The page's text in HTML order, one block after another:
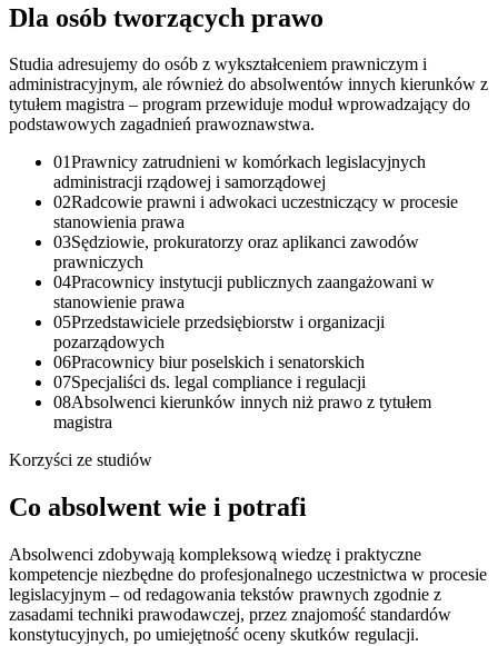
Dla osób tworzących prawo
Studia adresujemy do osób z wykształceniem prawniczym i
administracyjnym, ale również do absolwentów innych kierunków z
tytułem magistra – program przewiduje moduł wprowadzający do
podstawowych zagadnień prawoznawstwa.
01Prawnicy zatrudnieni w komórkach legislacyjnych
administracji rządowej i samorządowej
02Radcowie prawni i adwokaci uczestniczący w procesie
stanowienia prawa
03Sędziowie, prokuratorzy oraz aplikanci zawodów
prawniczych
04Pracownicy instytucji publicznych zaangażowani w
stanowienie prawa
05Przedstawiciele przedsiębiorstw i organizacji
pozarządowych
06Pracownicy biur poselskich i senatorskich
07Specjaliści ds. legal compliance i regulacji
08Absolwenci kierunków innych niż prawo z tytułem
magistra
Korzyści ze studiów
Co absolwent wie i potrafi
Absolwenci zdobywają kompleksową wiedzę i praktyczne
kompetencje niezbędne do profesjonalnego uczestnictwa w procesie
legislacyjnym – od redagowania tekstów prawnych zgodnie z
zasadami techniki prawodawczej, przez znajomość standardów
konstytucyjnych, po umiejętność oceny skutków regulacji.